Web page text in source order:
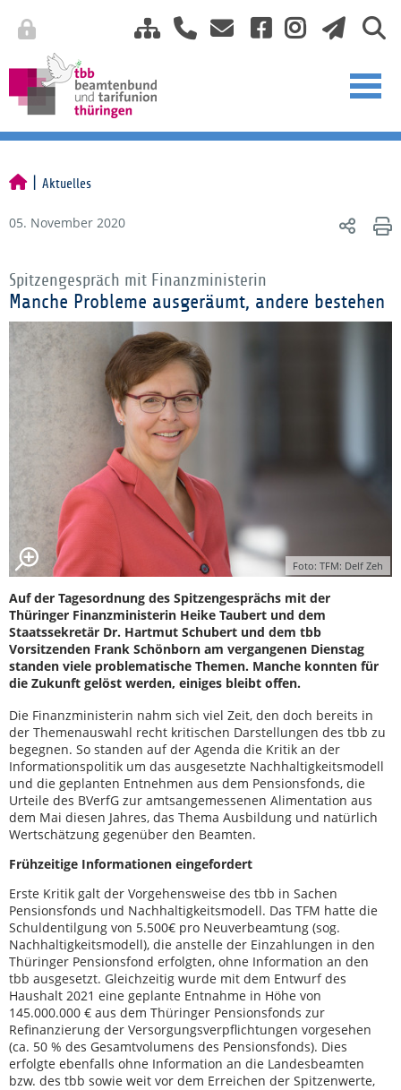
Aktuelles
05. November 2020
Spitzengespräch mit Finanzministerin
Manche Probleme ausgeräumt, andere bestehen
Foto: TFM: Delf Zeh
Auf der Tagesordnung des Spitzengesprächs mit der
Thüringer Finanzministerin Heike Taubert und dem
Staatssekretär Dr. Hartmut Schubert und dem tbb
Vorsitzenden Frank Schönborn am vergangenen Dienstag
standen viele problematische Themen. Manche konnten für
die Zukunft gelöst werden, einiges bleibt offen.
Die Finanzministerin nahm sich viel Zeit, den doch bereits in
der Themenauswahl recht kritischen Darstellungen des tbb zu
begegnen. So standen auf der Agenda die Kritik an der
Informationspolitik um das ausgesetzte Nachhaltigkeitsmodell
und die geplanten Entnehmen aus dem Pensionsfonds, die
Urteile des BVerfG zur amtsangemessenen Alimentation aus
dem Mai diesen Jahres, das Thema Ausbildung und natürlich
Wertschätzung gegenüber den Beamten.
Frühzeitige Informationen eingefordert
Erste Kritik galt der Vorgehensweise des tbb in Sachen
Pensionsfonds und Nachhaltigkeitsmodell. Das TFM hatte die
Schuldentilgung von 5.500€ pro Neuverbeamtung (sog.
Nachhaltigkeitsmodell), die anstelle der Einzahlungen in den
Thüringer Pensionsfond erfolgten, ohne Information an den
tbb ausgesetzt. Gleichzeitig wurde mit dem Entwurf des
Haushalt 2021 eine geplante Entnahme in Höhe von
145.000.000 € aus dem Thüringer Pensionsfonds zur
Refinanzierung der Versorgungsverpflichtungen vorgesehen
(ca. 50 % des Gesamtvolumens des Pensionsfonds). Dies
erfolgte ebenfalls ohne Information an die Landesbeamten
bzw. des tbb sowie weit vor dem Erreichen der Spitzenwerte,